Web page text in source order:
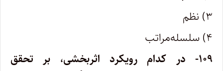
۳) نظم
۴) سلسله‌مراتب
۱۰۹- در کدام رویکرد اثربخشی، بر تحقق